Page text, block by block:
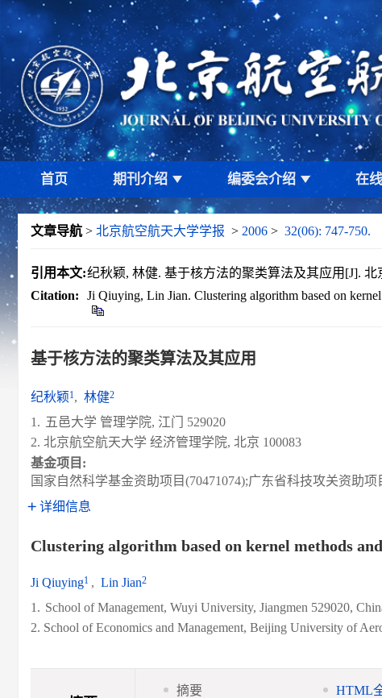
首页 期刊介绍 编委会介绍 在
文章导航 > 北京航空航天大学学报 > 2006 > 32(06): 747-750.
引用本文:纪秋颖, 林健. 基于核方法的聚类算法及其应用[J]. 北
Citation:
Ji Qiuying, Lin Jian. Clustering algorithm based on
基于核方法的聚类算法及其应用
纪秋颖1, 林健2
1. 五邑大学 管理学院, 江门 529020
2. 北京航空航天大学 经济管理学院, 北京 100083
基金项目:
国家自然科学基金资助项目(70471074);广东省科技攻关资助项
详细信息
Clustering algorithm based on kernel methods
Ji Qiuying1 , Lin Jian2
1. School of Management, Wuyi University, Jiangmen 529020,
2. School of Economics and Management, Beijing University of
摘要 HTML